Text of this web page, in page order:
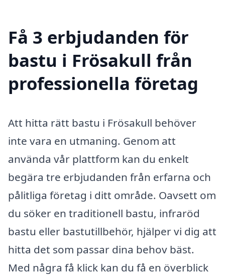
Få 3 erbjudanden för
bastu i Frösakull från
professionella företag
Att hitta rätt bastu i Frösakull behöver
inte vara en utmaning. Genom att
använda vår plattform kan du enkelt
begära tre erbjudanden från erfarna och
pålitliga företag i ditt område. Oavsett om
du söker en traditionell bastu, infraröd
bastu eller bastutillbehör, hjälper vi dig att
hitta det som passar dina behov bäst.
Med några få klick kan du få en överblick